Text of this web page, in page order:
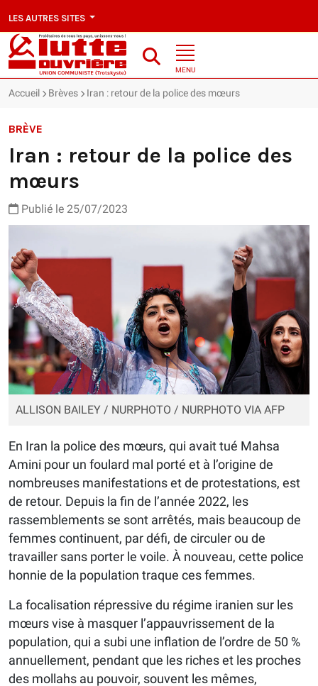
LES AUTRES SITES
MENU
Accueil Brèves Iran : retour de la police des mœurs
BRÈVE
Iran : retour de la police des
mœurs
Publié le 25/07/2023
ALLISON BAILEY / NURPHOTO / NURPHOTO VIA AFP
En Iran la police des mœurs, qui avait tué Mahsa
Amini pour un foulard mal porté et à l’origine de
nombreuses manifestations et de protestations, est
de retour. Depuis la fin de l’année 2022, les
rassemblements se sont arrêtés, mais beaucoup de
femmes continuent, par défi, de circuler ou de
travailler sans porter le voile. À nouveau, cette police
honnie de la population traque ces femmes.
La focalisation répressive du régime iranien sur les
mœurs vise à masquer l’appauvrissement de la
population, qui a subi une inflation de l’ordre de 50 %
annuellement, pendant que les riches et les proches
des mollahs au pouvoir, souvent les mêmes,